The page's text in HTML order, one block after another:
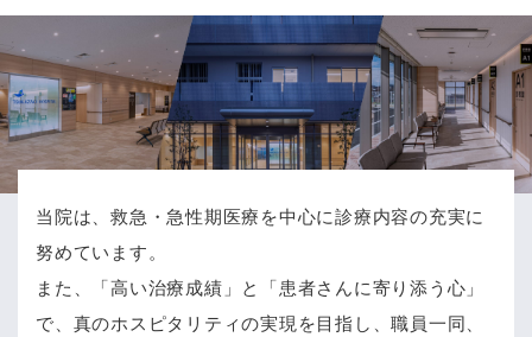
当院は、救急・急性期医療を中心に診療内容の充実に
努めています。
また、「高い治療成績」と「患者さんに寄り添う心」
で、 真のホスピタリティの実現を目指し、職員一同、